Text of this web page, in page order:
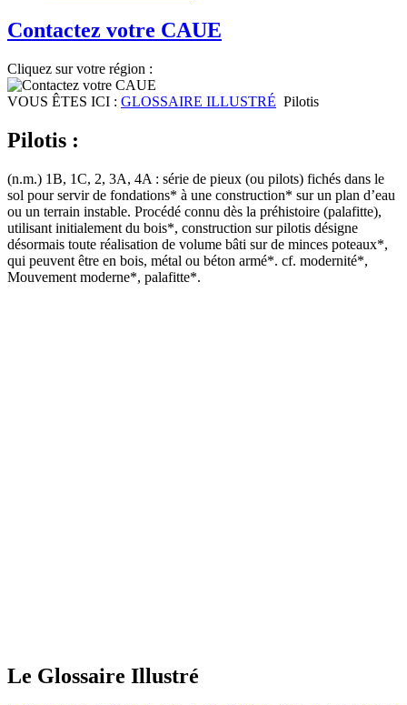
Contactez votre CAUE
Cliquez sur votre région :
VOUS ÊTES ICI : GLOSSAIRE ILLUSTRÉ Pilotis
Pilotis :
(n.m.) 1B, 1C, 2, 3A, 4A : série de pieux (ou pilots) fichés dans le
sol pour servir de fondations* à une construction* sur un plan d’eau
ou un terrain instable. Procédé connu dès la préhistoire (palafitte),
utilisant initialement du bois*, construction sur pilotis désigne
désormais toute réalisation de volume bâti sur de minces poteaux*,
qui peuvent être en bois, métal ou béton armé*. cf. modernité*,
Mouvement moderne*, palafitte*.
Le Glossaire Illustré